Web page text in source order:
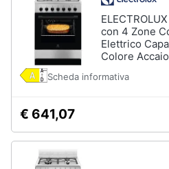
con 4 Zone
Elettrico
Colore
Scheda informativa
€ 641,07